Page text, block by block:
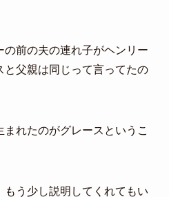
の前の夫の連れ子がヘンリー
と父親は同じって言ってたの
れたのがグレースというこ
う少し説明してくれてもい